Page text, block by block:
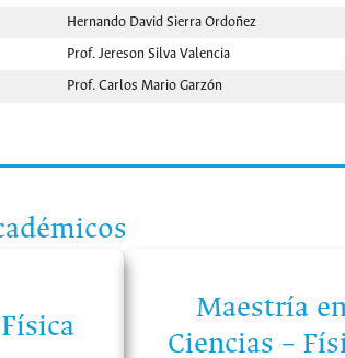
Hernando David Sierra Ordoñez
Prof. Jereson Silva Valencia
Prof. Carlos Mario Garzón
Maestría
Ciencias –